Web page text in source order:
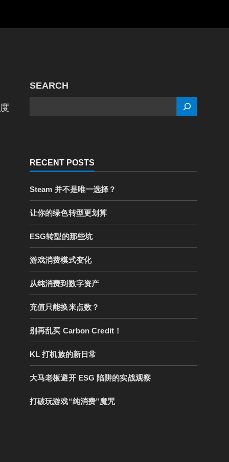
SEARCH
RECENT POSTS
Steam 并不是唯一选择？
让你的绿色转型更划算
ESG转型的那些坑
游戏消费模式变化
从纯消费到数字资产
充值只能换来点数？
别再乱买 Carbon Credit！
KL 打机族的新日常
大马老板避开 ESG 陷阱的实战观察
打破玩游戏“纯消费”魔咒